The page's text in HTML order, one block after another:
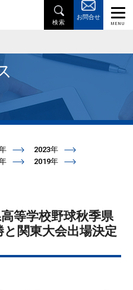
お問合せ
2023年
2019年
等学校野球秋季県
関東大会出場決定